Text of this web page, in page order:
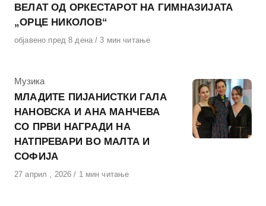
ВЕЛАТ ОД ОРКЕСТАРОТ НА ГИМНАЗИЈАТА
„ОРЦЕ НИКОЛОВ“
Објавено
објавено пред 8 дена 3 мин читање
КАтегорија
Музика
МЛАДИТЕ ПИЈАНИСТКИ ГАЛА
НАНОВСКА И АНА МАНЧЕВА
СО ПРВИ НАГРАДИ НА
НАТПРЕВАРИ ВО МАЛТА И
СОФИЈА
Објавено
27 април , 2026 1 мин читање